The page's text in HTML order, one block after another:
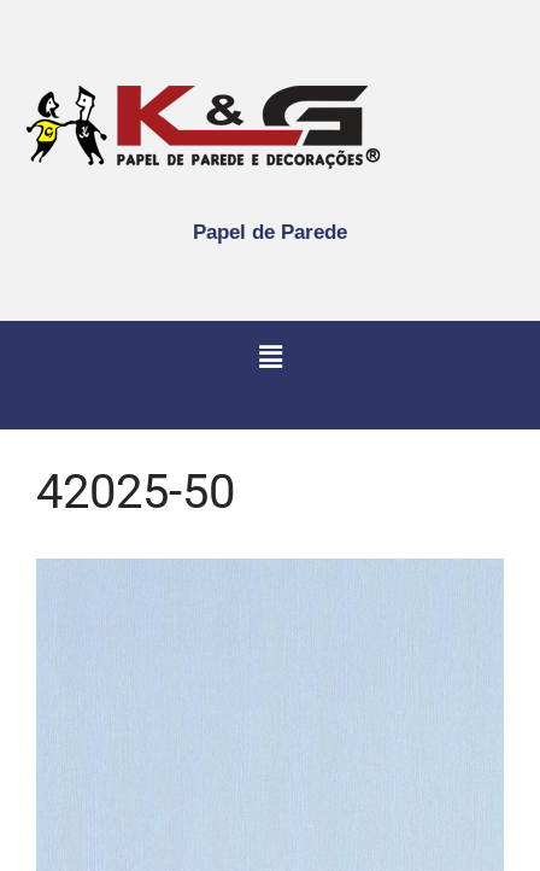
Papel de Parede
42025-50